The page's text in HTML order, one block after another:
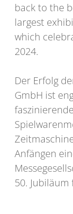
back to the
largest
which
2024.
Der Erfolg
GmbH ist
Anfängen
50. Jubiläum